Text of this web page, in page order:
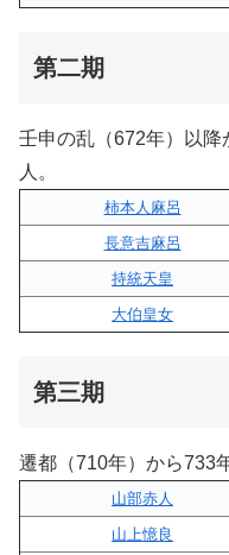
第二期
壬申の乱（672年）以
人。
柿本人麻呂
長意吉麻呂
持統天皇
大伯皇女
第三期
遷都（710年）から733
山部赤人
山上憶良